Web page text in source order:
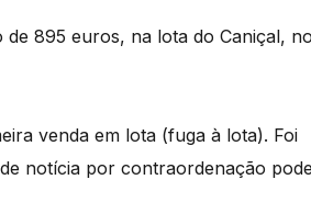
895 euros, na lota do Caniçal, no
venda em lota (fuga à lota). Foi
notícia por contraordenação pode